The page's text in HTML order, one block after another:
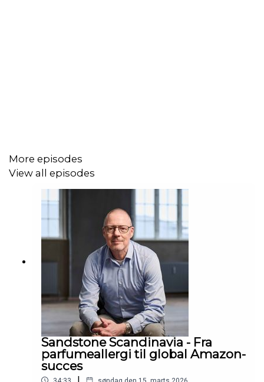
Produceret afPodhero
More episodes
View all episodes
Sandstone Scandinavia - Fra
parfumeallergi til global Amazon-
succes
|